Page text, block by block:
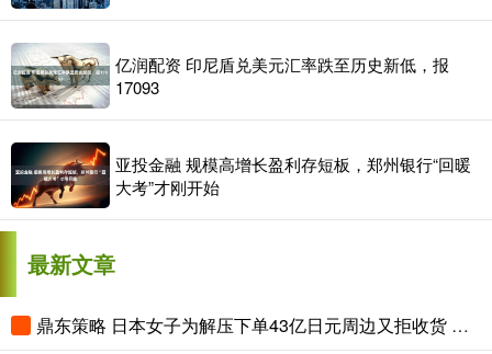
亿润配资 印尼盾兑美元汇率跌至历史新低，报
17093
亚投金融 规模高增长盈利存短板，郑州银行“回暖
大考”才刚开始
最新文章
鼎东策略 日本女子为解压下单43亿日元周边又拒收货 致商家损失惨重